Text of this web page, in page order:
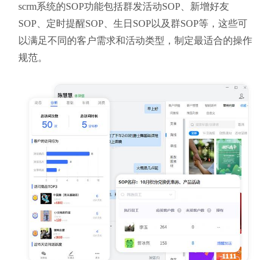
scrm系统的SOP功能包括群发活动SOP、新增好友
SOP、定时提醒SOP、生日SOP以及群SOP等，这些可
以满足不同的客户需求和活动类型，制定最适合的操作
规范。